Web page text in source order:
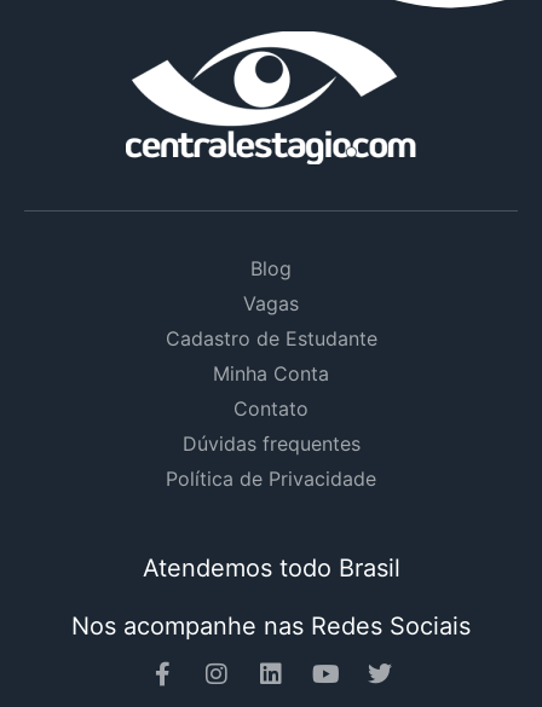
Blog
Vagas
Cadastro de Estudante
Minha Conta
Contato
Dúvidas frequentes
Política de Privacidade
Atendemos todo Brasil
Nos acompanhe nas Redes Sociais